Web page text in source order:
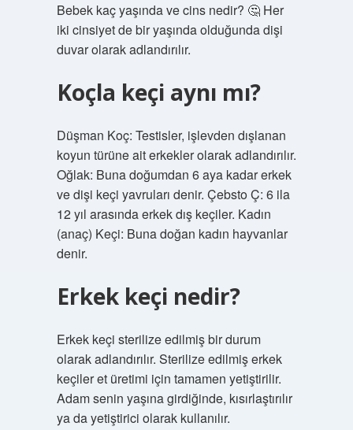
Bebek kaç yaşında ve cins nedir? 🤔 Her
iki cinsiyet de bir yaşında olduğunda dişi
duvar olarak adlandırılır.
Koçla keçi aynı mı?
Düşman Koç: Testisler, işlevden dışlanan
koyun türüne ait erkekler olarak adlandırılır.
Oğlak: Buna doğumdan 6 aya kadar erkek
ve dişi keçi yavruları denir. Çebsto Ç: 6 ila
12 yıl arasında erkek dış keçiler. Kadın
(anaç) Keçi: Buna doğan kadın hayvanlar
denir.
Erkek keçi nedir?
Erkek keçi sterilize edilmiş bir durum
olarak adlandırılır. Sterilize edilmiş erkek
keçiler et üretimi için tamamen yetiştirilir.
Adam senin yaşına girdiğinde, kısırlaştırılır
ya da yetiştirici olarak kullanılır.